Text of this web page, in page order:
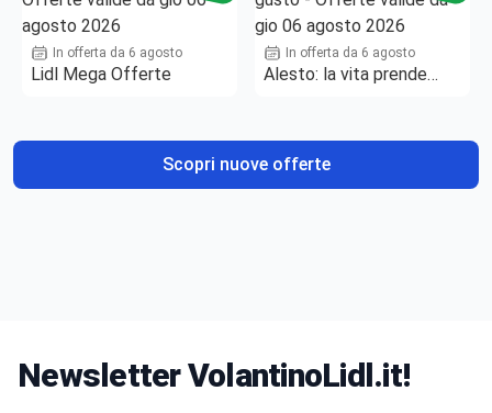
In offerta da 6 agosto
Lidl Mega Offerte
In offerta da 6 agosto
Alesto: la vita prende
Scopri nuove offerte
Newsletter VolantinoLidl.it!